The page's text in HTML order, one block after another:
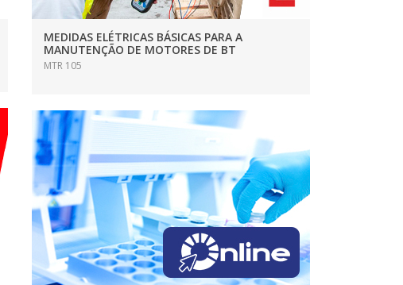
MEDIDAS ELÉTRICAS BÁSICAS PARA A
MANUTENÇÃO DE MOTORES DE BT
MTR 105